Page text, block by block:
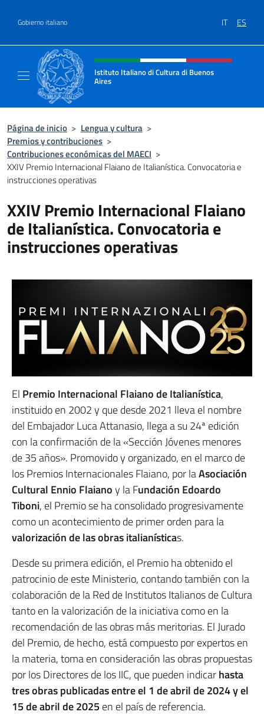
Gobierno italiano IT ES
Encabezado del sitio web,
Istituto Italiano di Cultura di Buenos
Aires
Página de inicio > Lengua y cultura >
Premios y contribuciones >
Contribuciones económicas del MAECI >
XXIV Premio Internacional Flaiano de Italianística. Convocatoria e
instrucciones operativas
XXIV Premio Internacional Flaiano
de Italianística. Convocatoria e
instrucciones operativas
El Premio Internacional Flaiano de Italianística,
instituido en 2002 y que desde 2021 lleva el nombre
del Embajador Luca Attanasio, llega a su 24ª edición
con la confirmación de la «Sección Jóvenes menores
de 35 años». Promovido y organizado, en el marco de
los Premios Internacionales Flaiano, por laAsociación
Cultural Ennio Flaianoy la Fundación Edoardo
Tiboni, el Premio se ha consolidado progresivamente
como un acontecimiento de primer orden para la
valorización de las obras italianísticas.
Desde su primera edición, el Premio ha obtenido el
patrocinio de este Ministerio, contando también con la
colaboración de la Red de Institutos Italianos de Cultura
tanto en la valorización de la iniciativa como en la
recomendación de las obras más meritorias. El Jurado
del Premio, de hecho, está compuesto por expertos en
la materia, toma en consideración las obras propuestas
por los Directores de los IIC, que pueden indicarhasta
tres obras publicadas entre el 1 de abril de 2024 y el
15 de abril de 2025 en el país de referencia.